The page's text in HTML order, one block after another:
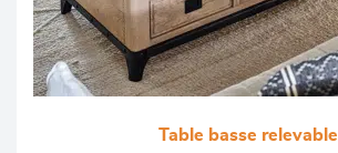
Table basse relevable